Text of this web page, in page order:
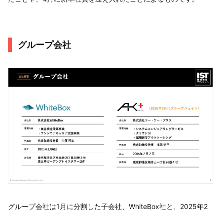
グループ会社
グループ会社は1月に分割した子会社、WhiteBox社と、2025年2